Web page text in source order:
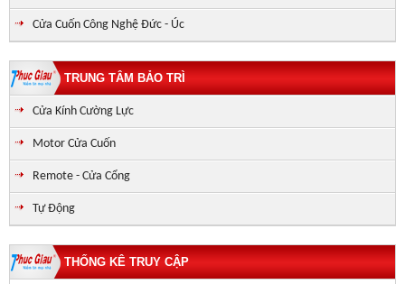
Cửa Cuốn Công Nghệ Đức - Úc
TRUNG TÂM BẢO TRÌ
Cửa Kính Cường Lực
Motor Cửa Cuốn
Remote - Cửa Cổng
Tự Động
THỐNG KÊ TRUY CẬP